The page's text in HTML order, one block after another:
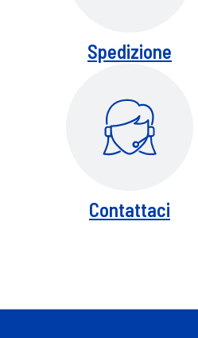
Spedizione
Contattaci